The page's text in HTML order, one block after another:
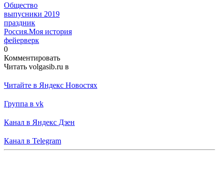
Общество
выпусники 2019
праздник
Россия.Моя история
фейерверк
0
Комментировать
Читать volgasib.ru в
Читайте в Яндекс Новостях
Группа в vk
Канал в Яндекс Дзен
Канал в Telegram